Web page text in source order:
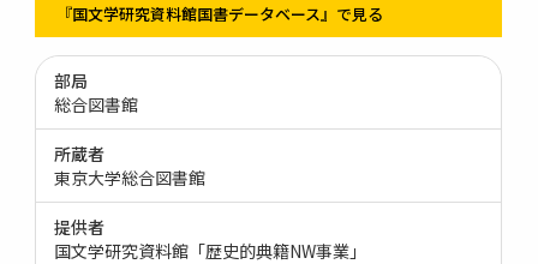
『国文学研究資料館国書データベース』で見る
部局
総合図書館
所蔵者
東京大学総合図書館
提供者
国文学研究資料館「歴史的典籍NW事業」